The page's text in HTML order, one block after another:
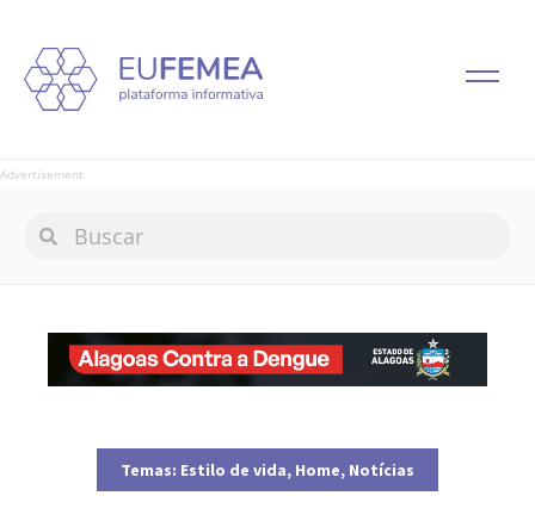
Advertisement
Temas: Estilo de vida, Home, Notícias